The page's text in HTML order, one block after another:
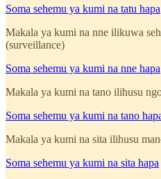
Soma sehemu ya kumi na tatu hapa
Makala ya kumi na nne ilikuwa
(surveillance)
Soma sehemu ya kumi na nne hapa
Makala ya kumi na tano ilihusu
Soma sehemu ya kumi na tano
Makala ya kumi na sita ilihusu
Soma sehemu ya kumi na sita hapa